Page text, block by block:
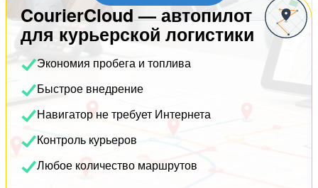
CourierCloud — автопилот
для курьерской логистики
Экономия пробега и топлива
Быстрое внедрение
Навигатор не требует Интернета
Контроль курьеров
Любое количество маршрутов